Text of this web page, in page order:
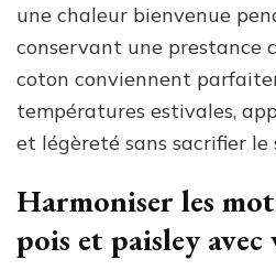
une chaleur bienvenue
conservant une prestance
coton conviennent
températures estivales,
et légèreté sans sacrifier le
Harmoniser les
pois et paisley